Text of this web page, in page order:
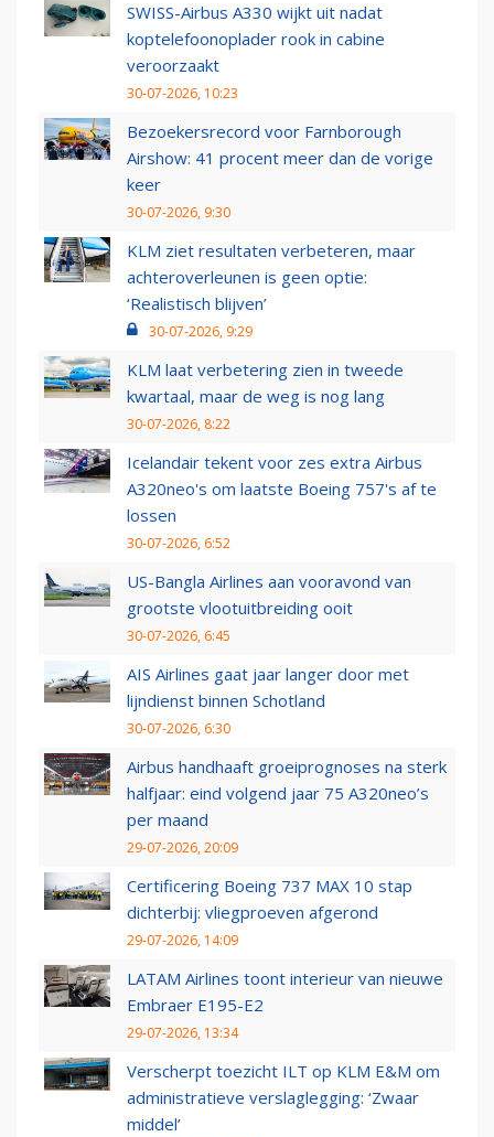
SWISS-Airbus A330 wijkt uit nadat
koptelefoonoplader rook in cabine
veroorzaakt
30-07-2026, 10:23
Bezoekersrecord voor Farnborough
Airshow: 41 procent meer dan de vorige
keer
30-07-2026, 9:30
KLM ziet resultaten verbeteren, maar
achteroverleunen is geen optie:
‘Realistisch blijven’
30-07-2026, 9:29
KLM laat verbetering zien in tweede
kwartaal, maar de weg is nog lang
30-07-2026, 8:22
Icelandair tekent voor zes extra Airbus
A320neo's om laatste Boeing 757's af te
lossen
30-07-2026, 6:52
US-Bangla Airlines aan vooravond van
grootste vlootuitbreiding ooit
30-07-2026, 6:45
AIS Airlines gaat jaar langer door met
lijndienst binnen Schotland
30-07-2026, 6:30
Airbus handhaaft groeiprognoses na sterk
halfjaar: eind volgend jaar 75 A320neo’s
per maand
29-07-2026, 20:09
Certificering Boeing 737 MAX 10 stap
dichterbij: vliegproeven afgerond
29-07-2026, 14:09
LATAM Airlines toont interieur van nieuwe
Embraer E195-E2
29-07-2026, 13:34
Verscherpt toezicht ILT op KLM E&M om
administratieve verslaglegging: ‘Zwaar
middel’